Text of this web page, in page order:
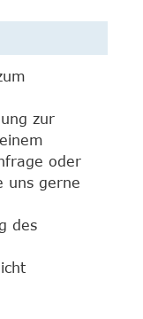
zur
oder
uns gerne
des